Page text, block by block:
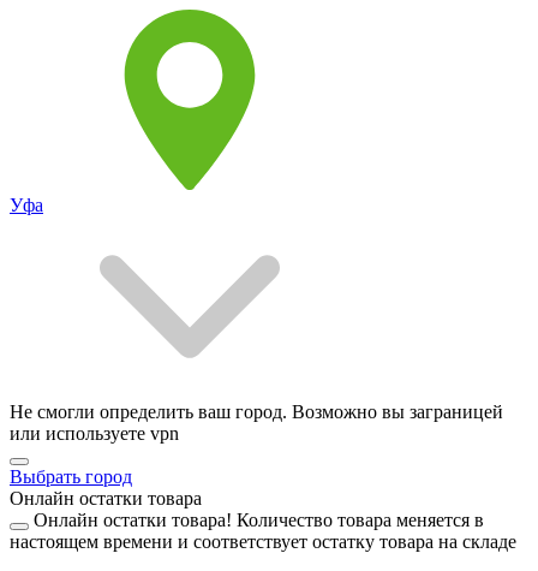
Уфа
Не смогли определить ваш город. Возможно вы заграницей
или используете vpn
Выбрать город
Онлайн остатки товара
Онлайн остатки товара! Количество товара меняется в
настоящем времени и соответствует остатку товара на складе